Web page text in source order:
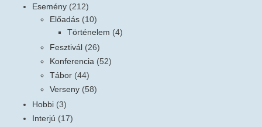
Esemény (212)
Előadás (10)
Történelem (4)
Fesztivál (26)
Konferencia (52)
Tábor (44)
Verseny (58)
Hobbi (3)
Interjú (17)